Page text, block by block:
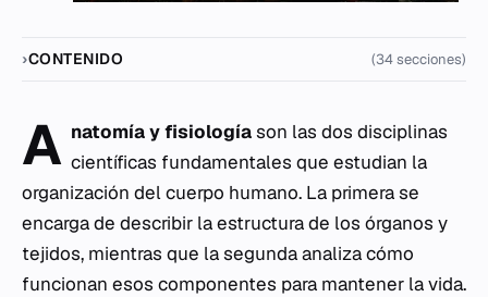
CONTENIDO (34 secciones)
A natomía y fisiologíason las dos disciplinas
científicas fundamentales que estudian la
organización del cuerpo humano. La primera se
encarga de describir la estructura de los órganos y
tejidos, mientras que la segunda analiza cómo
funcionan esos componentes para mantener la vida.